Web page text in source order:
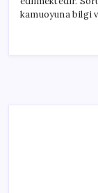
kamuoyuna bilgi